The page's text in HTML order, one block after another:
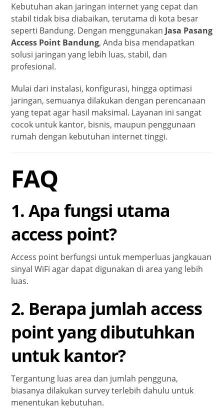
Kebutuhan akan jaringan internet yang cepat dan
stabil tidak bisa diabaikan, terutama di kota besar
seperti Bandung. Dengan menggunakan Jasa Pasang
Access Point Bandung, Anda bisa mendapatkan
solusi jaringan yang lebih luas, stabil, dan
profesional.
Mulai dari instalasi, konfigurasi, hingga optimasi
jaringan, semuanya dilakukan dengan perencanaan
yang tepat agar hasil maksimal. Layanan ini sangat
cocok untuk kantor, bisnis, maupun penggunaan
rumah dengan kebutuhan internet tinggi.
FAQ
1. Apa fungsi utama
access point?
Access point berfungsi untuk memperluas jangkauan
sinyal WiFi agar dapat digunakan di area yang lebih
luas.
2. Berapa jumlah access
point yang dibutuhkan
untuk kantor?
Tergantung luas area dan jumlah pengguna,
biasanya dilakukan survey terlebih dahulu untuk
menentukan kebutuhan.